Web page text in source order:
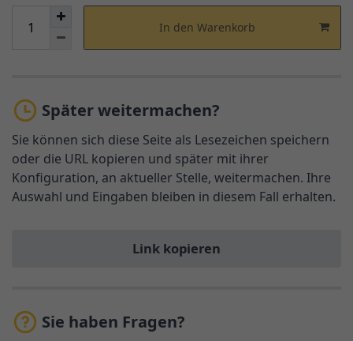
In den Warenkorb
Später weitermachen?
Sie können sich diese Seite als Lesezeichen speichern
oder die URL kopieren und später mit ihrer
Konfiguration, an aktueller Stelle, weitermachen. Ihre
Auswahl und Eingaben bleiben in diesem Fall erhalten.
Link kopieren
Sie haben Fragen?